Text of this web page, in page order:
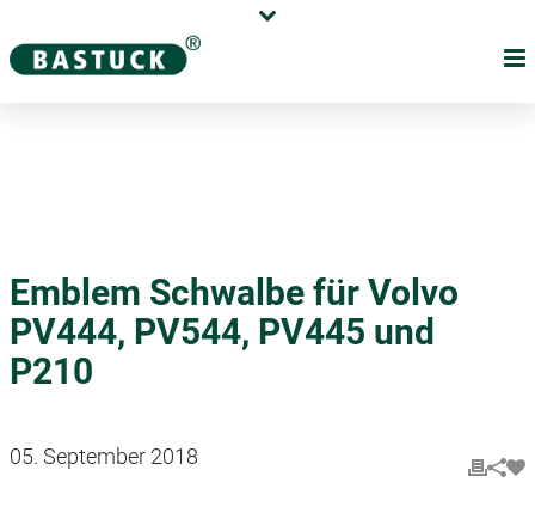
Händler
Emblem Schwalbe für Volvo
PV444, PV544, PV445 und
P210
05. September 2018